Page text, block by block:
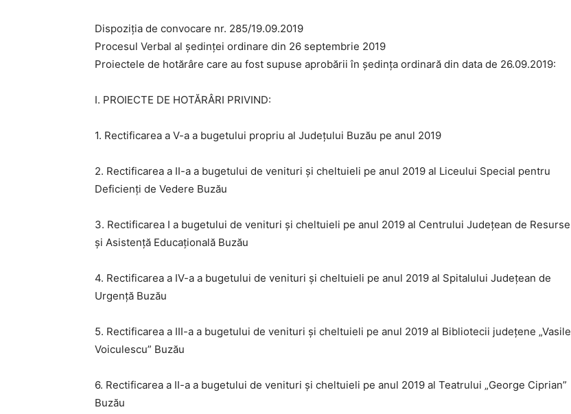
Dispoziția de convocare nr. 285/19.09.2019
Procesul Verbal al ședinței ordinare din 26 septembrie 2019
Proiectele de hotărâre care au fost supuse aprobării în ședința ordinară din data de 26.09.2019:
I. PROIECTE DE HOTĂRÂRI PRIVIND:
1. Rectificarea a V-a a bugetului propriu al Județului Buzău pe anul 2019
2. Rectificarea a II-a a bugetului de venituri și cheltuieli pe anul 2019 al Liceului Special pentru
Deficienți de Vedere Buzău
3. Rectificarea I a bugetului de venituri și cheltuieli pe anul 2019 al Centrului Județean de Resurse
și Asistență Educațională Buzău
4. Rectificarea a IV-a a bugetului de venituri și cheltuieli pe anul 2019 al Spitalului Județean de
Urgență Buzău
5. Rectificarea a III-a a bugetului de venituri și cheltuieli pe anul 2019 al Bibliotecii județene „Vasile
Voiculescu” Buzău
6. Rectificarea a II-a a bugetului de venituri și cheltuieli pe anul 2019 al Teatrului „George Ciprian”
Buzău